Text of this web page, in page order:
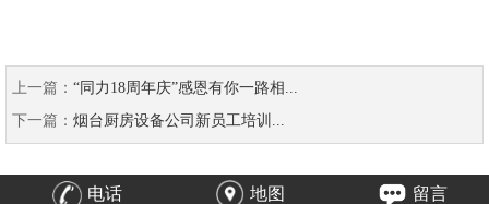
上一篇： “同力18周年庆”感恩有你一路相...
下一篇： 烟台厨房设备公司新员工培训...
电话 地图 留言